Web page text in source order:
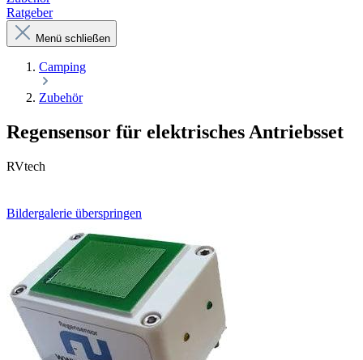
Ratgeber
Menü schließen
Camping
Zubehör
Regensensor für elektrisches Antriebsset
RVtech
Bildergalerie überspringen